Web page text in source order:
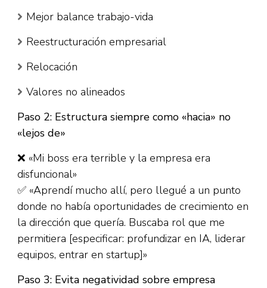
Mejor balance trabajo-vida
Reestructuración empresarial
Relocación
Valores no alineados
Paso 2: Estructura siempre como «hacia» no
«lejos de»
❌ «Mi boss era terrible y la empresa era
disfuncional»
✅ «Aprendí mucho allí, pero llegué a un punto
donde no había oportunidades de crecimiento en
la dirección que quería. Buscaba rol que me
permitiera [especificar: profundizar en IA, liderar
equipos, entrar en startup]»​
Paso 3: Evita negatividad sobre empresa